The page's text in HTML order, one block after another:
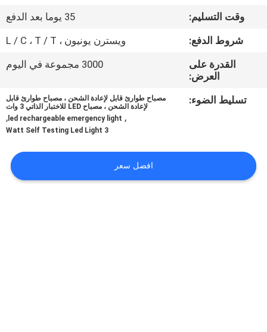
الجودة
اتصل
اطلب
SITEMAP
وقت التسليم:
35 يوما بعد الدفع
شروط الدفع:
ويسترن يونيون ، L / C ، T / T
القدرة على
العرض:
3000 مجموعة في اليوم
تسليط الضوء:
مصباح طوارئ قابل لإعادة الشحن ، مصباح طوارئ قابل
لإعادة الشحن ، مصباح LED للاختبار الذاتي 3 وات
,
led rechargeable emergency light
,
3 Watt Self Testing Led Light
افضل سعر